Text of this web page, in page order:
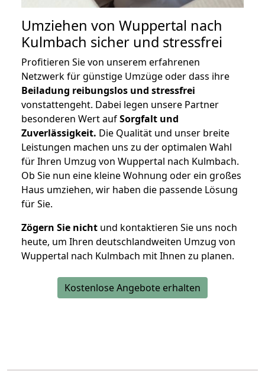
Umziehen von Wuppertal nach
Kulmbach sicher und stressfrei
Profitieren Sie von unserem erfahrenen
Netzwerk für günstige Umzüge oder dass ihre
Beiladung reibungslos und stressfrei
vonstattengeht. Dabei legen unsere Partner
besonderen Wert aufSorgfalt und
Zuverlässigkeit. Die Qualität und unser breite
Leistungen machen uns zu der optimalen Wahl
für Ihren Umzug von Wuppertal nach Kulmbach.
Ob Sie nun eine kleine Wohnung oder ein großes
Haus umziehen, wir haben die passende Lösung
für Sie.
Zögern Sie nicht und kontaktieren Sie uns noch
heute, um Ihren deutschlandweiten Umzug von
Wuppertal nach Kulmbach mit Ihnen zu planen.
Kostenlose Angebote erhalten